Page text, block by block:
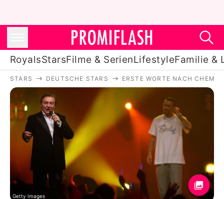
RoyalsStarsFilme & SerienLifestyleFamilie &
Royals
Stars
Filme & Serien
Lifestyle
Familie & Liebe
STARS DEUTSCHE STARS ERSTE WORTE NACH
Getty Images